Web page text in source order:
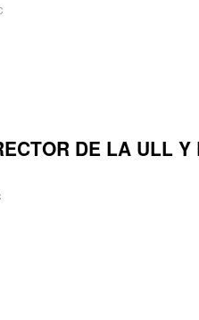
DE LA ULL